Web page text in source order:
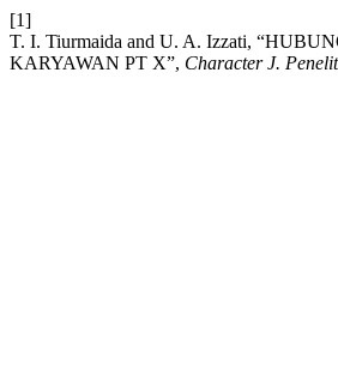
[1]
T. I. Tiurmaida and U. A. Izzati,
KARYAWAN PT X”, Character J.